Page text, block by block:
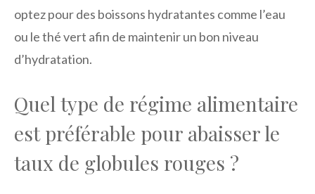
optez pour des boissons hydratantes comme l’eau
ou le thé vert afin de maintenir un bon niveau
d’hydratation.
Quel type de régime alimentaire
est préférable pour abaisser le
taux de globules rouges ?